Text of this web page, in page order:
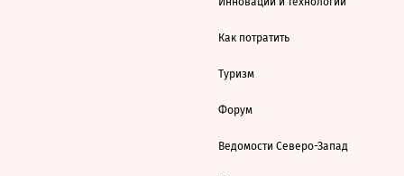
Как потратить
Туризм
Форум
Ведомости Северо-Запад